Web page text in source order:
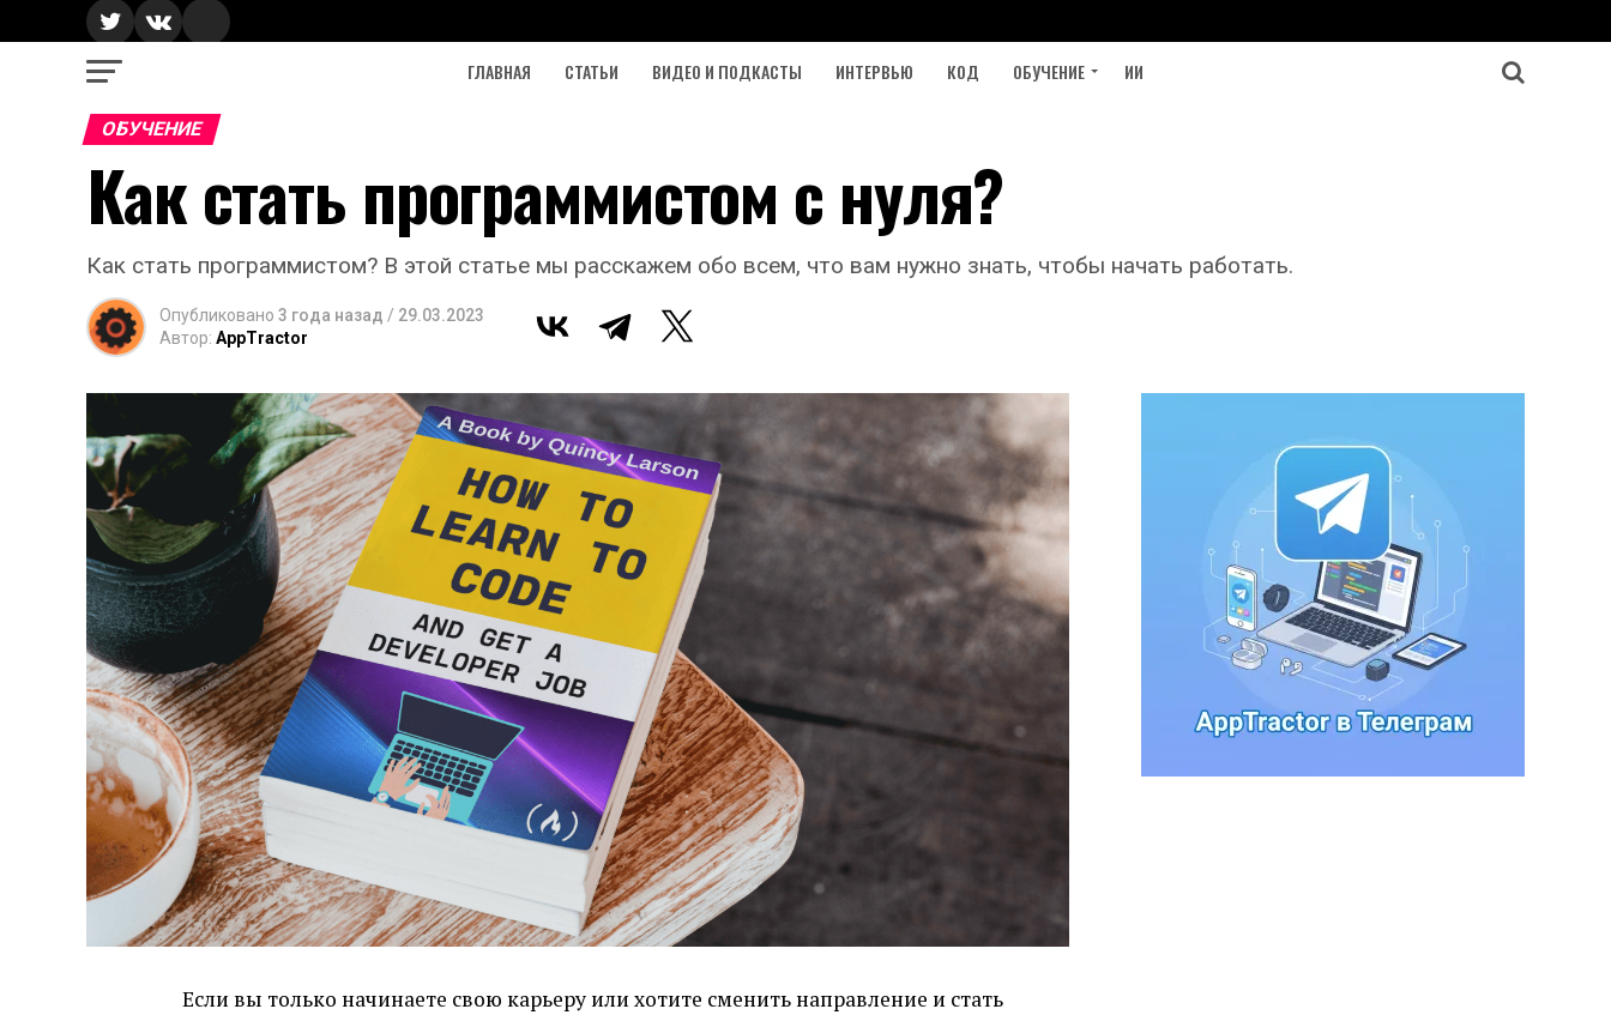
ГЛАВНАЯ СТАТЬИ ВИДЕО И ПОДКАСТЫ ИНТЕРВЬЮ КОД ОБУЧЕНИЕ ИИ
ОБУЧЕНИЕ
Как стать программистом с нуля?
Как стать программистом? В этой статье мы расскажем обо всем, что вам нужно знать, чтобы начать работать.
Опубликовано 3 года назад / 29.03.2023
Автор: AppTractor
Если вы только начинаете свою карьеру или хотите сменить направление и стать